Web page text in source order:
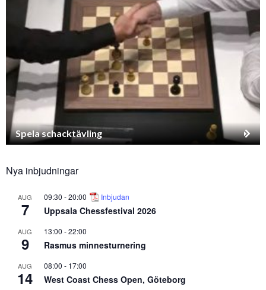
Spela schacktävling
Nya inbjudningar
AUG
7
09:30 -20:00 Inbjudan
Uppsala Chessfestival 2026
AUG
9
13:00 -22:00
Rasmus minnesturnering
AUG
14
08:00 - 17:00
West Coast Chess Open, Göteborg